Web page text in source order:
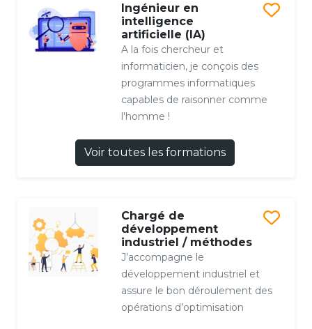
Ingénieur en
intelligence
artificielle (IA)
A la fois chercheur et
informaticien, je conçois des
programmes informatiques
capables de raisonner comme
l'homme !
Voir toutes les formations
Chargé de
développement
industriel / méthodes
J’accompagne le
développement industriel et
assure le bon déroulement des
opérations d’optimisation